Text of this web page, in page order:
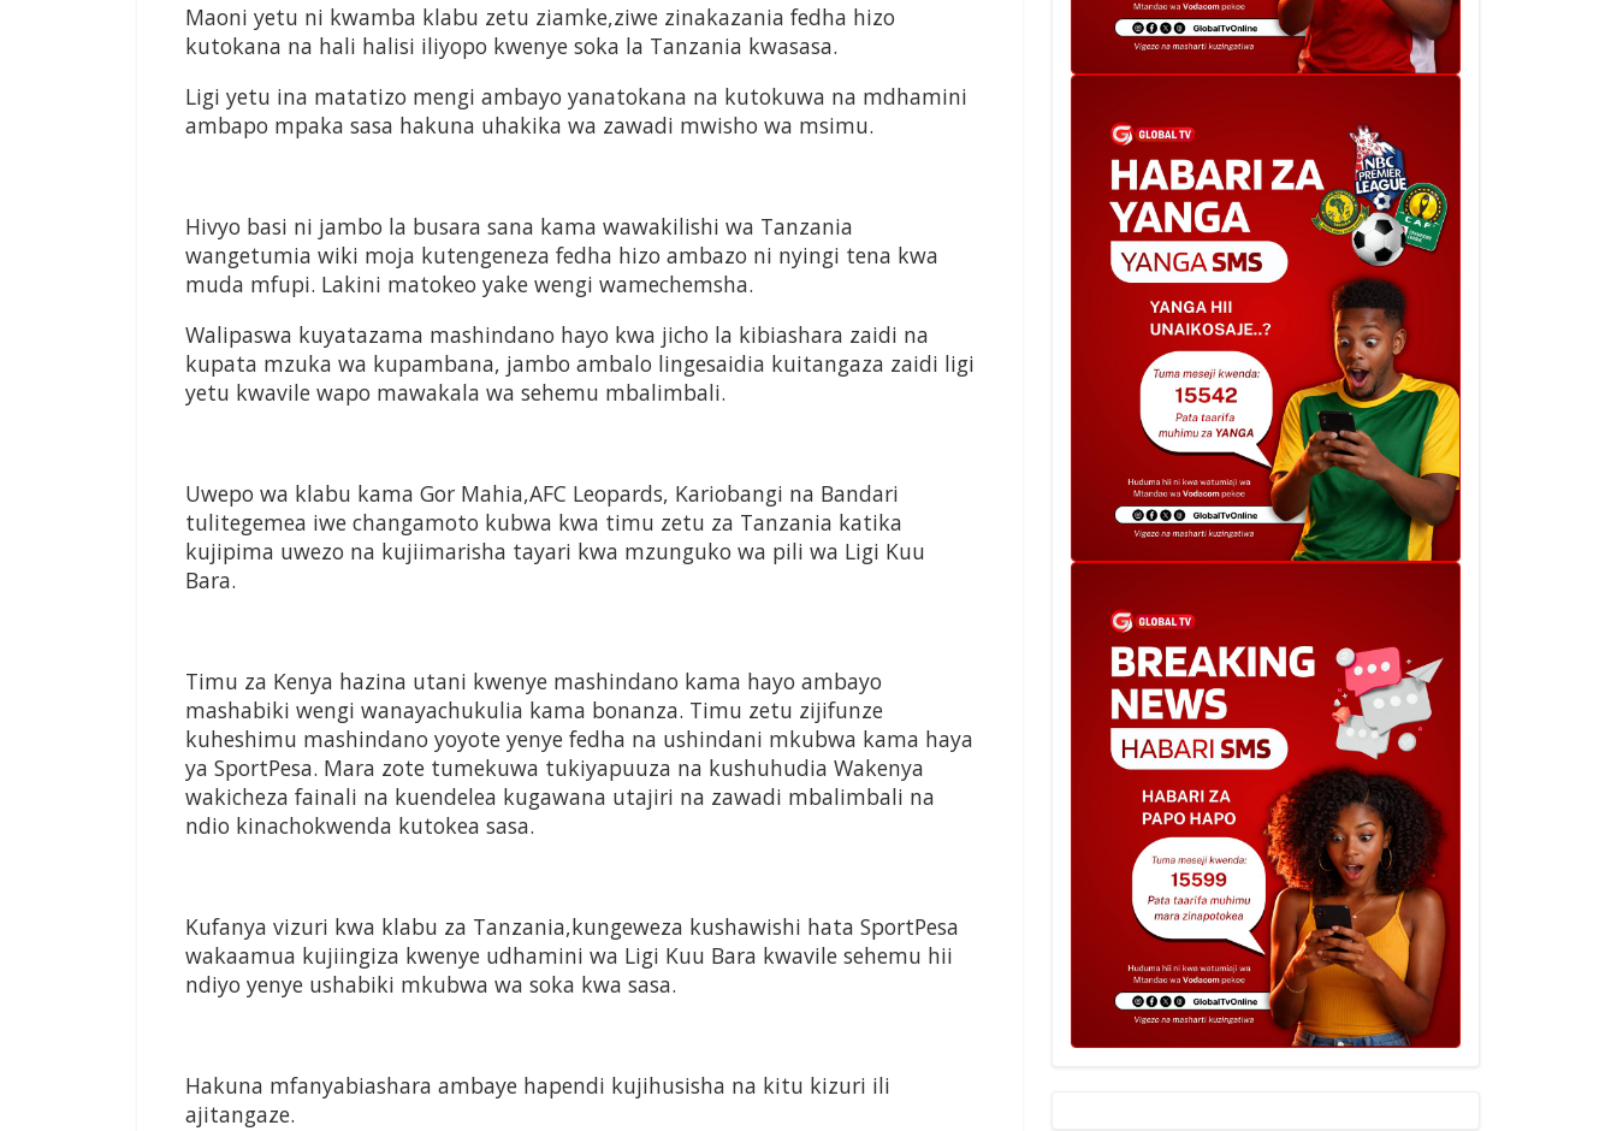
Maoni yetu ni kwamba klabu zetu ziamke,ziwe zinakazania fedha hizo
kutokana na hali halisi iliyopo kwenye soka la Tanzania kwasasa.
Ligi yetu ina matatizo mengi ambayo yanatokana na kutokuwa na mdhamini
ambapo mpaka sasa hakuna uhakika wa zawadi mwisho wa msimu.
Hivyo basi ni jambo la busara sana kama wawakilishi wa Tanzania
wangetumia wiki moja kutengeneza fedha hizo ambazo ni nyingi tena kwa
muda mfupi. Lakini matokeo yake wengi wamechemsha.
Walipaswa kuyatazama mashindano hayo kwa jicho la kibiashara zaidi na
kupata mzuka wa kupambana, jambo ambalo lingesaidia kuitangaza zaidi ligi
yetu kwavile wapo mawakala wa sehemu mbalimbali.
Uwepo wa klabu kama Gor Mahia,AFC Leopards, Kariobangi na Bandari
tulitegemea iwe changamoto kubwa kwa timu zetu za Tanzania katika
kujipima uwezo na kujiimarisha tayari kwa mzunguko wa pili wa Ligi Kuu
Bara.
Timu za Kenya hazina utani kwenye mashindano kama hayo ambayo
mashabiki wengi wanayachukulia kama bonanza. Timu zetu zijifunze
kuheshimu mashindano yoyote yenye fedha na ushindani mkubwa kama haya
ya SportPesa. Mara zote tumekuwa tukiyapuuza na kushuhudia Wakenya
wakicheza fainali na kuendelea kugawana utajiri na zawadi mbalimbali na
ndio kinachokwenda kutokea sasa.
Kufanya vizuri kwa klabu za Tanzania,kungeweza kushawishi hata SportPesa
wakaamua kujiingiza kwenye udhamini wa Ligi Kuu Bara kwavile sehemu hii
ndiyo yenye ushabiki mkubwa wa soka kwa sasa.
Hakuna mfanyabiashara ambaye hapendi kujihusisha na kitu kizuri ili
ajitangaze.